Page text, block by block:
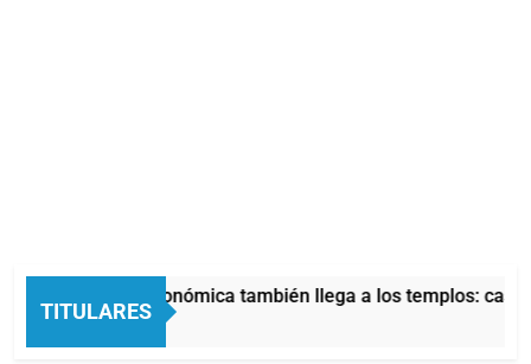
TITULARES
La crisis económica también llega a los templos: casi
11 Horas Atrás